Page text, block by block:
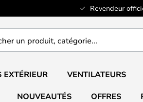
Revendeur
EXTÉRIEUR VENTILATEURS
NOUVEAUTÉS OFFRES